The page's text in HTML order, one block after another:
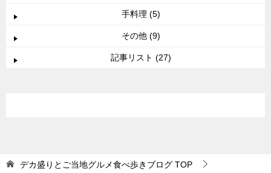
手料理 (5)
その他 (9)
記事リスト (27)
デカ盛りとご当地グルメ食べ歩きブログ TOP